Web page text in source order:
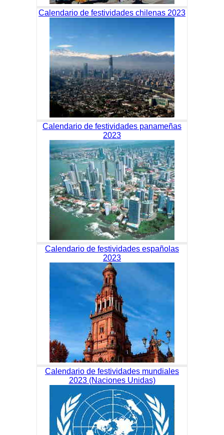
Calendario de festividades chilenas 2023
Calendario de festividades panameñas
2023
Calendario de festividades españolas
2023
Calendario de festividades mundiales
2023 (Naciones Unidas)